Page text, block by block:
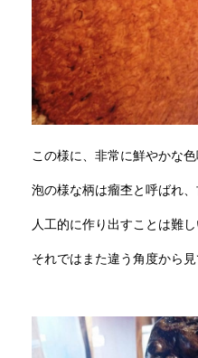
この様に、非常に鮮やかな色
泡の様な柄は瘤杢と呼ばれ
人工的に作り出すことは難し
それではまた違う角度から見